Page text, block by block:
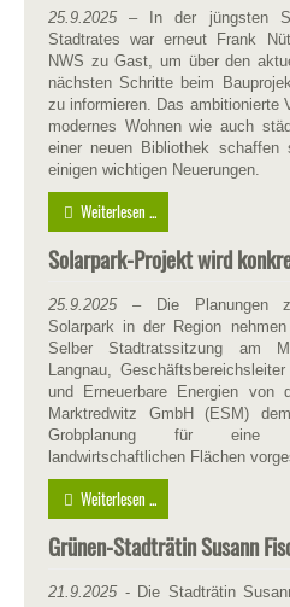
25.9.2025 – In der jüngsten
Stadtrates war erneut Frank
NWS zu Gast, um über den
nächsten Schritte beim
zu informieren. Das ambitionierte
modernes Wohnen wie auch
einer neuen Bibliothek
einigen wichtigen Neuerungen.
Weiterlesen ...
Solarpark-Projekt wird
25.9.2025 – Die Planungen
Solarpark in der Region
Selber Stadtratssitzung am
Langnau,
und Erneuerbare Energien von
Marktredwitz GmbH (ESM)
Grobplanung für eine
landwirtschaftlichen Flächen
Weiterlesen ...
Grünen-Stadträtin Susann
21.9.2025 - Die Stadträtin